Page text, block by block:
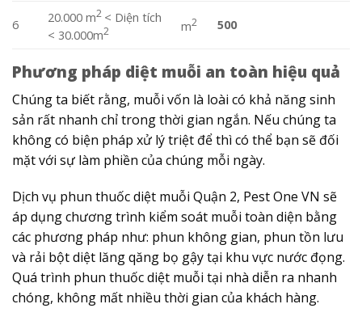
6 20.000 m2 < Diện tích
< 30.000m2 m2 500
Phương pháp diệt muỗi an toàn hiệu quả
Chúng ta biết rằng, muỗi vốn là loài có khả năng sinh
sản rất nhanh chỉ trong thời gian ngắn. Nếu chúng ta
không có biện pháp xử lý triệt để thì có thể bạn sẽ đối
mặt với sự làm phiền của chúng mỗi ngày.
Dịch vụ phun thuốc diệt muỗi Quận 2, Pest One VN sẽ
áp dụng chương trình kiểm soát muỗi toàn diện bằng
các phương pháp như: phun không gian, phun tồn lưu
và rải bột diệt lăng qăng bọ gậy tại khu vực nước đọng.
Quá trình phun thuốc diệt muỗi tại nhà diễn ra nhanh
chóng, không mất nhiều thời gian của khách hàng.